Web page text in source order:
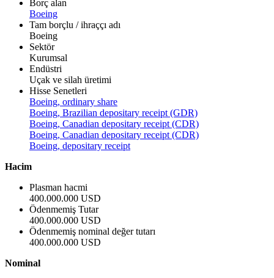
Borç alan
Boeing
Tam borçlu / ihraççı adı
Boeing
Sektör
Kurumsal
Endüstri
Uçak ve silah üretimi
Hisse Senetleri
Boeing, ordinary share
Boeing, Brazilian depositary receipt (GDR)
Boeing, Canadian depositary receipt (CDR)
Boeing, Canadian depositary receipt (CDR)
Boeing, depositary receipt
Hacim
Plasman hacmi
400.000.000 USD
Ödenmemiş Tutar
400.000.000 USD
Ödenmemiş nominal değer tutarı
400.000.000 USD
Nominal